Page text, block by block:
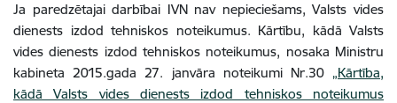
Ja paredzētajai darbībai IVN nav nepieciešams, Valsts vides
dienests izdod tehniskos noteikumus. Kārtību, kādā Valsts
vides dienests izdod tehniskos noteikumus, nosaka Ministru
kabineta 2015.gada 27. janvāra noteikumi Nr.30 „Kārtība,
kādā Valsts vides dienests izdod tehniskos noteikumus